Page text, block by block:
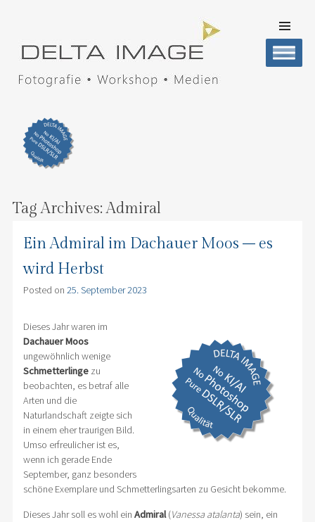
CONTENT
Tag Archives:Admiral
Ein Admiral im Dachauer Moos – es
wird Herbst
Posted on 25. September 2023
Dieses Jahr waren im
Dachauer Moos
ungewöhnlich wenige
Schmetterlingezu
beobachten, es betraf alle
Arten und die
Naturlandschaft zeigte sich
in einem eher traurigen Bild.
Umso erfreulicher ist es,
wenn ich gerade Ende
September, ganz besonders
schöne Exemplare und Schmetterlingsarten zu Gesicht bekomme.
Dieses Jahr soll es wohl ein Admiral(Vanessa atalanta) sein, ein